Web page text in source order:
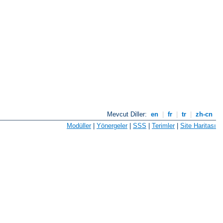
Mevcut Diller: en fr tr
zh-cn
Modüller| Yönergeler| SSS | Terimler| Site Haritası